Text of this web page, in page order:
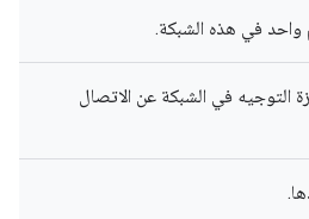
واحد في هذه الشبكة.
التوجيه في الشبكة عن الاتصال